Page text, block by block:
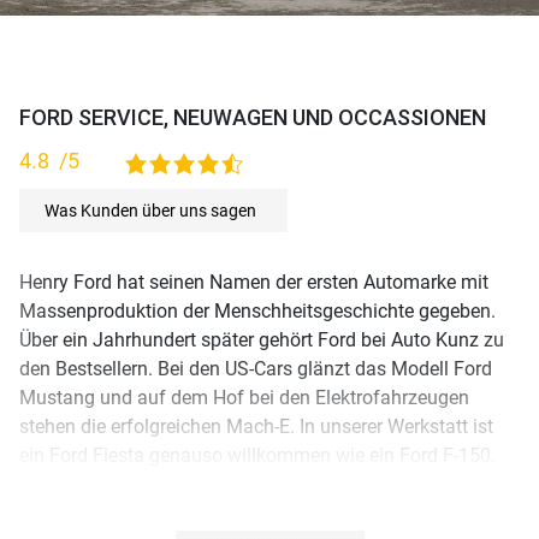
FORD SERVICE, NEUWAGEN UND OCCASSIONEN
4.8 /5 4,8 rating based on 115 ratings
Was Kunden über uns sagen
Henry Ford hat seinen Namen der ersten Automarke mit
Massenproduktion der Menschheitsgeschichte gegeben.
Über ein Jahrhundert später gehört Ford bei Auto Kunz zu
den Bestsellern. Bei den US-Cars glänzt das Modell Ford
Mustang und auf dem Hof bei den Elektrofahrzeugen
stehen die erfolgreichen Mach-E. In unserer Werkstatt ist
ein Ford Fiesta genauso willkommen wie ein Ford F-150.